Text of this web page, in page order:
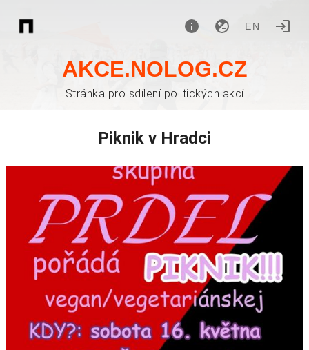
EN
AKCE.NOLOG.CZ
Stránka pro sdílení politických akcí
Piknik v Hradci